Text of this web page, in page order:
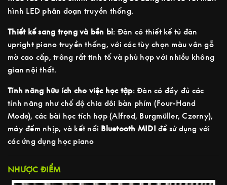
hình LED phân đoạn truyền thống.
Thiết kế sang trọng và bền bỉ: Đàn có thiết kế tủ đàn
upright piano truyền thống, với các tùy chọn màu vân gỗ
mờ cao cấp, trông rất tinh tế và phù hợp với nhiều không
gian nội thất.
Tính năng hữu ích cho việc học tập: Đàn có đầy đủ các
tính năng như chế độ chia đôi bàn phím (Four-Hand
Mode), các bài học tích hợp (Alfred, Burgmüller, Czerny),
máy đếm nhịp, và kết nối Bluetooth MIDI để sử dụng với
các ứng dụng học piano
NHƯỢC ĐIỂM